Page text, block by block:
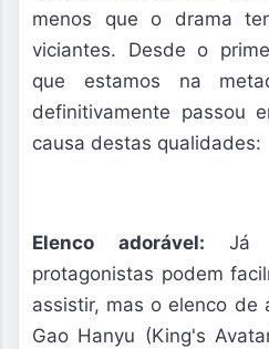
menos que o drama
viciantes. Desde o
que estamos na
definitivamente passou
causa destas qualidades:
Elenco adorável:Já
protagonistas podem
assistir, mas o elenco de
Gao Hanyu (King's